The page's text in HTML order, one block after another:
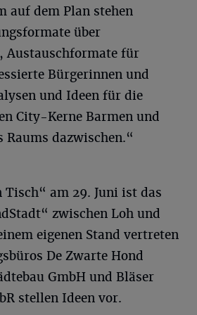
auf dem Plan stehen
über
Austauschformate für
Bürgerinnen und
und Ideen für die
City-Kerne Barmen und
Raums dazwischen.“
Tisch“ am 29. Juni ist das
zwischen Loh und
eigenen Stand vertreten
De Zwarte Hond
GmbH und Bläser
stellen Ideen vor.